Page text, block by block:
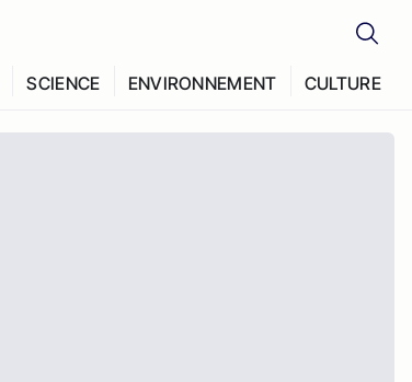
SCIENCE ENVIRONNEMENT CULTURE